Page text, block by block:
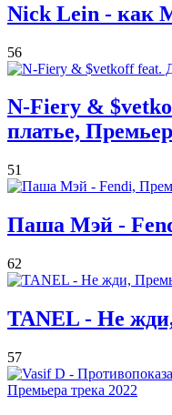
Nick Lein - как
56
N-Fiery &
платье,
51
Паша Мэй -
62
TANEL - Не
57